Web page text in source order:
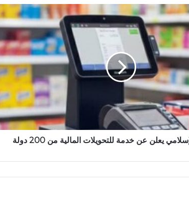
يعلن عن خدمة للتحويلات المالية من 200 دولة